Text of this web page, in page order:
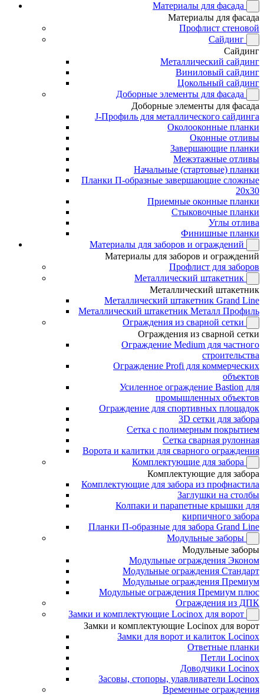
Материалы для фасада
Материалы для фасада
Профлист стеновой
Сайдинг
Сайдинг
Металлический сайдинг
Виниловый сайдинг
Цокольный сайдинг
Доборные элементы для фасада
Доборные элементы для фасада
J-Профиль для металлического сайдинга
Околооконные планки
Оконные отливы
Завершающие планки
Межэтажные отливы
Начальные (стартовые) планки
Планки П-образные завершающие сложные
20x30
Приемные оконные планки
Стыковочные планки
Углы отлива
Финишные планки
Материалы для заборов и ограждений
Материалы для заборов и ограждений
Профлист для заборов
Металлический штакетник
Металлический штакетник
Металлический штакетник Grand Line
Металлический штакетник Металл Профиль
Ограждения из сварной сетки
Ограждения из сварной сетки
Ограждение Medium для частного
строительства
Ограждение Profi для коммерческих
объектов
Усиленное ограждение Bastion для
промышленных объектов
Ограждение для спортивных площадок
3D сетки для забора
Сетка с полимерным покрытием
Сетка сварная рулонная
Ворота и калитки для сварного ограждения
Комплектующие для забора
Комплектующие для забора
Комплектующие для забора из профнастила
Заглушки на столбы
Колпаки и парапетные крышки для
кирпичного забора
Планки П-образные для забора Grand Line
Модульные заборы
Модульные заборы
Модульные ограждения Эконом
Модульные ограждения Стандарт
Модульные ограждения Премиум
Модульные ограждения Премиум плюс
Ограждения из ДПК
Замки и комплектующие Locinox для ворот
Замки и комплектующие Locinox для ворот
Замки для ворот и калиток Locinox
Ответные планки
Петли Locinox
Доводчики Locinox
Засовы, стопоры, улавливатели Locinox
Временные ограждения